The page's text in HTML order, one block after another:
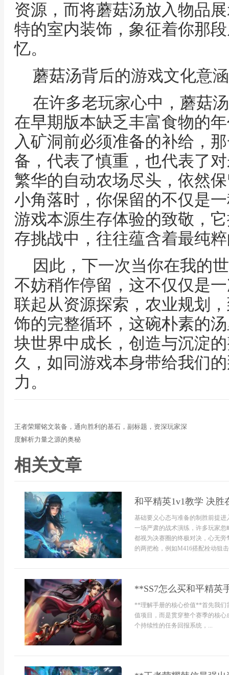
资源，而将蘑菇汤放入物品
特的室内装饰，象征着你那
忆。
蘑菇汤背后的游戏文化意涵
在许多老玩家心中，蘑菇
在早期版本缺乏丰富食物的
入矿洞前必须准备的补给，
备，代表了慎重，也代表了
繁华的自动农场尽头，依然
小角落时，你保留的不仅是
游戏本源生存体验的致敬，
存挑战中，往往蕴含着最纯
因此，下一次当你在我的
不妨稍作停留，这不仅仅是
联起从资源探索，农业规划
饰的完整循环，这碗朴素的
块世界中成长，创造与沉淀
久，如同游戏本身带给我们
力。
王者荣耀铭文装备，通向胜利的基石，副标题，资深玩家深
度解析力量之源的奥秘
相关文章
和平精英1v1教学 决胜
基础要义心态与准备的制胜前提
一场严肃的战术演练，许多玩家
都视为决赛圈的终极对决，心无
的两把枪，例如M416搭配栓动狙
**SS7怎么买和平精英
**理解手册的核心价值**首先我们
值项目，而是贯穿整个赛季的核
个持续性的任务回报系统，...